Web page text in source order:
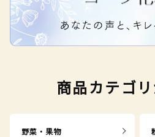
商品カテゴ
野菜・果物